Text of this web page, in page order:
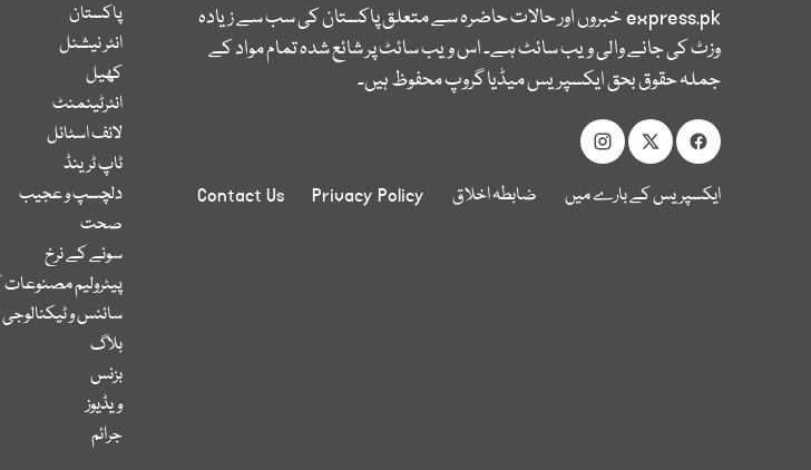
express.pkخبروں اور حالات حاضرہ سے متعلق پاکستان کی سب سے زیادہ
وزٹ کی جانے والی ویب سائٹ ہے۔ اس ویب سائٹ پر شائع شدہ تمام مواد کے
جملہ حقوق بحق ایکسپریس میڈیا گروپ محفوظ ہیں۔
ایکسپریس کے بارے میں ضابطہ اخلاق Privacy Policy
Contact Us
پاکستان
انٹر نیشنل
کھیل
انٹرٹینمنٹ
لائف اسٹائل
ٹاپ ٹرینڈ
دلچسپ و عجیب
صحت
سونے کے نرخ
پیٹرولیم
سائنس و ٹیکنالوجی
بلاگ
بزنس
ویڈیوز
جرائم